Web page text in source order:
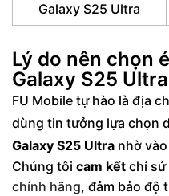
Galaxy S25 Ultra
Lý do nên chọn
Galaxy S25
FU Mobile tự hào là địa
dùng tin tưởng lựa chọn
Galaxy S25 Ultra nhờ
Chúng tôi cam kết chỉ sử
chính hãng, đảm bảo độ